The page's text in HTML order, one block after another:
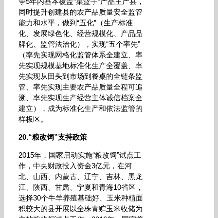
同时提升创建县的农产品质量安全监管
能力和水平，做到“五化”（生产标准
化、发展绿色化、经营规模化、产品品
牌化、监管法治化），实现“五个率先”
（率先实现网格化监管体系全建立、率
先实现规模基地标准化生产全覆盖、率
先实现从田头到市场到餐桌的全链条监
管、率先实现主要农产品质量全程可追
溯、率先实现生产经营主体诚信档案全
建立），成为标准化生产和依法监管的
样板区。
20.“粮改饲”支持政策
2015年，国家启动实施“粮改饲”试点工
作，中央财政投入资金3亿元，在河
北、山西、内蒙古、辽宁、吉林、黑龙
江、陕西、甘肃、宁夏和青海10省区，
选择30个牛羊养殖基础好、玉米种植面
积较大的县开展以全株青贮玉米收储为